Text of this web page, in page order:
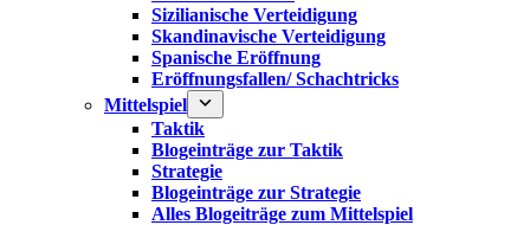
Sizilianische Verteidigung
Skandinavische Verteidigung
Spanische Eröffnung
Eröffnungsfallen/ Schachtricks
Mittelspiel
Taktik
Blogeinträge zur Taktik
Strategie
Blogeinträge zur Strategie
Alles Blogeiträge zum Mittelspiel